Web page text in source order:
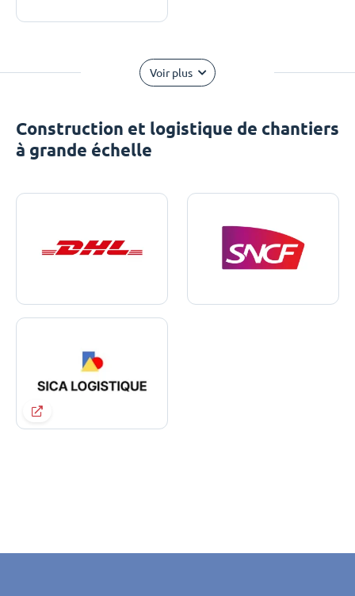
Voir plus
Construction et logistique de chantiers
à grande échelle